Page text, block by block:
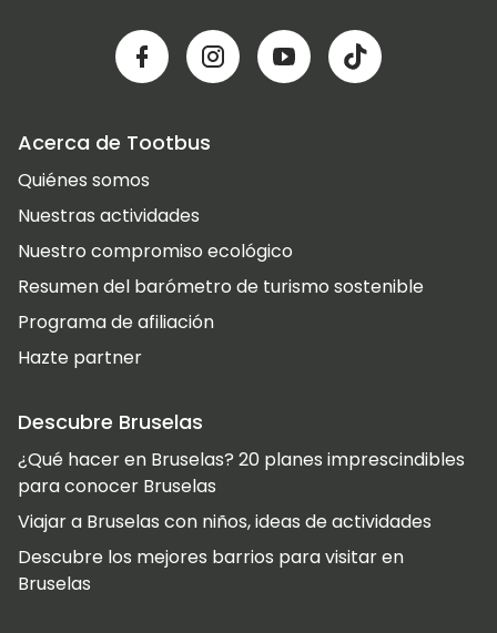
Acerca de Tootbus
Quiénes somos
Nuestras actividades
Nuestro compromiso ecológico
Resumen del barómetro de turismo sostenible
Programa de afiliación
Hazte partner
Descubre Bruselas
¿Qué hacer en Bruselas? 20 planes imprescindibles
para conocer Bruselas
Viajar a Bruselas con niños, ideas de actividades
Descubre los mejores barrios para visitar en
Bruselas